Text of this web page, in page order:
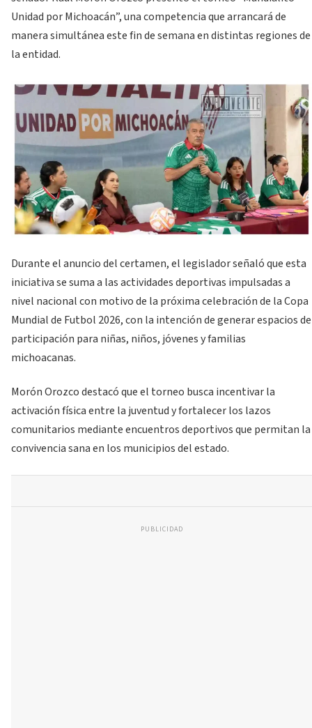
Unidad por Michoacán”, una competencia que arrancará de
manera simultánea este fin de semana en distintas regiones de
la entidad.
Durante el anuncio del certamen, el legislador señaló que esta
iniciativa se suma a las actividades deportivas impulsadas a
nivel nacional con motivo de la próxima celebración de la Copa
Mundial de Futbol 2026, con la intención de generar espacios de
participación para niñas, niños, jóvenes y familias
michoacanas.
Morón Orozco destacó que el torneo busca incentivar la
activación física entre la juventud y fortalecer los lazos
comunitarios mediante encuentros deportivos que permitan la
convivencia sana en los municipios del estado.
PUBLICIDAD